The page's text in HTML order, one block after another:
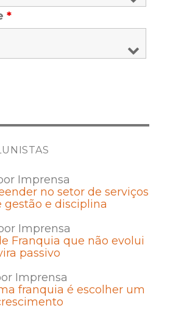
*
Imprensa
no setor de serviços
gestão e disciplina
Imprensa
Franquia que não evolui
passivo
Imprensa
franquia é escolher um